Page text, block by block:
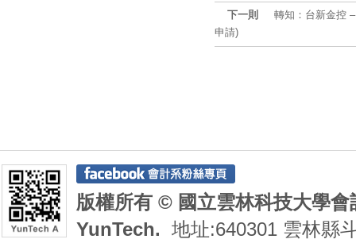
下一則
轉知：台新金控
申請)
版權所有 © 國立雲林科技大學
YunTech. 地址:640301 雲林縣